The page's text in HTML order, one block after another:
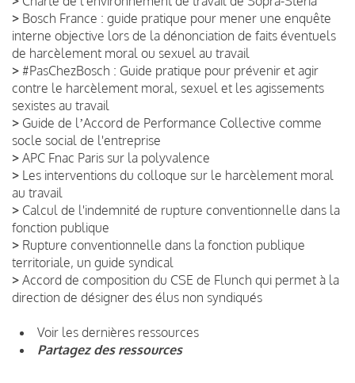
> Bosch France : guide pratique pour mener une enquête
interne objective lors de la dénonciation de faits éventuels
de harcèlement moral ou sexuel au travail
> #PasChezBosch : Guide pratique pour prévenir et agir
contre le harcèlement moral, sexuel et les agissements
sexistes au travail
> Guide de lʼAccord de Performance Collective comme
socle social de l'entreprise
> APC Fnac Paris sur la polyvalence
> Les interventions du colloque sur le harcèlement moral
au travail
> Calcul de l'indemnité de rupture conventionnelle dans la
fonction publique
> Rupture conventionnelle dans la fonction publique
territoriale, un guide syndical
> Accord de composition du CSE de Flunch qui permet à la
direction de désigner des élus non syndiqués
Voir les dernières ressources
Partagez des ressources